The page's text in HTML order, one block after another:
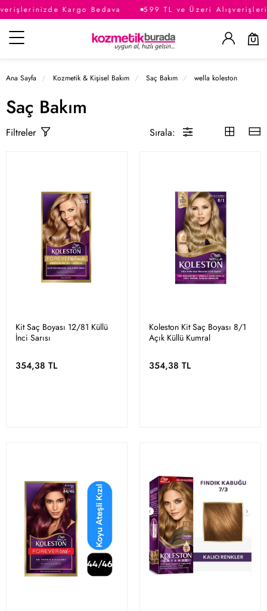
Kargo Bedava 599 TL ve Üzeri
Kategoriler
Ana Sayfa Kozmetik & Kişisel Bakım Saç Bakım wella koleston
Saç Bakım
Filtreler Sırala:
Kit Saç Boyası 12/81 Küllü
İnci Sarısı
354,38 TL
Koleston Kit Saç Boyası 8/1
Açık Küllü Kumral
354,38 TL